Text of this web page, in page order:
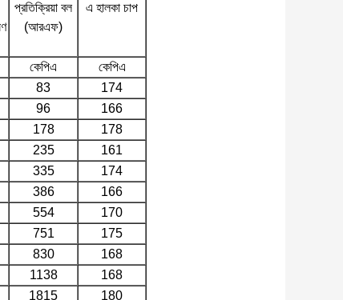
প্রতিক্রিয়া বল
(আরএফ)
এ হালকা চাপ
কেপিএ
কেপিএ
83
174
96
166
178
178
235
161
335
174
386
166
554
170
751
175
830
168
1138
168
1815
180